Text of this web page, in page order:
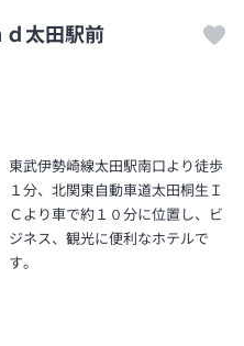
太田駅前
東武伊勢崎線太田駅南口より徒歩
１分、北関東自動車道太田桐生Ｉ
Ｃより車で約１０分に位置し、ビ
ジネス、観光に便利なホテルで
す。